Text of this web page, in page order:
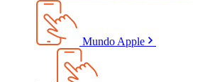
Mundo Apple